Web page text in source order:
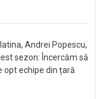
Andrei Popescu,
sezon: Încercăm să
opt echipe din țară